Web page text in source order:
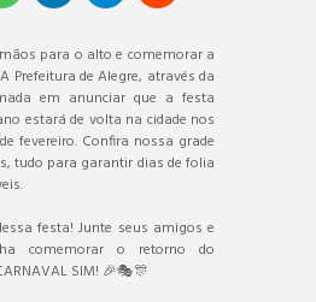
para o alto e comemorar a
Prefeitura de Alegre, através da
em anunciar que a festa
estará de volta na cidade nos
fevereiro. Confira nossa grade
tudo para garantir dias de folia
festa! Junte seus amigos e
comemorar o retorno do
SIM! 🎉🎭🎊